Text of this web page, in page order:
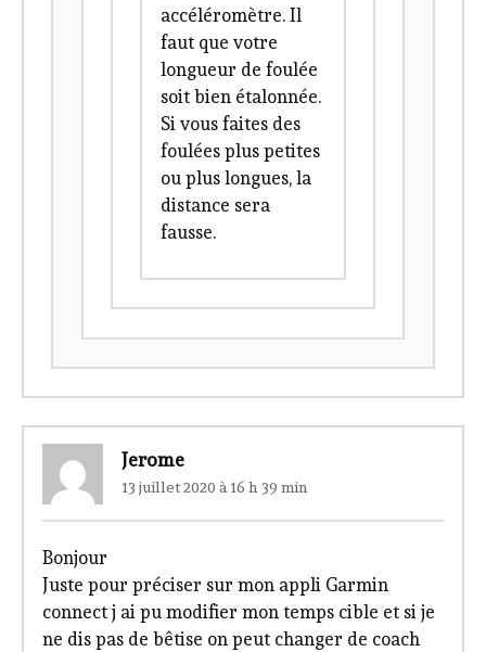
accéléromètre. Il
faut que votre
longueur de foulée
soit bien étalonnée.
Si vous faites des
foulées plus petites
ou plus longues, la
distance sera
fausse.
Jerome
13 juillet 2020 à 16 h 39 min
Bonjour
Juste pour préciser sur mon appli Garmin
connect j ai pu modifier mon temps cible et si je
ne dis pas de bêtise on peut changer de coach